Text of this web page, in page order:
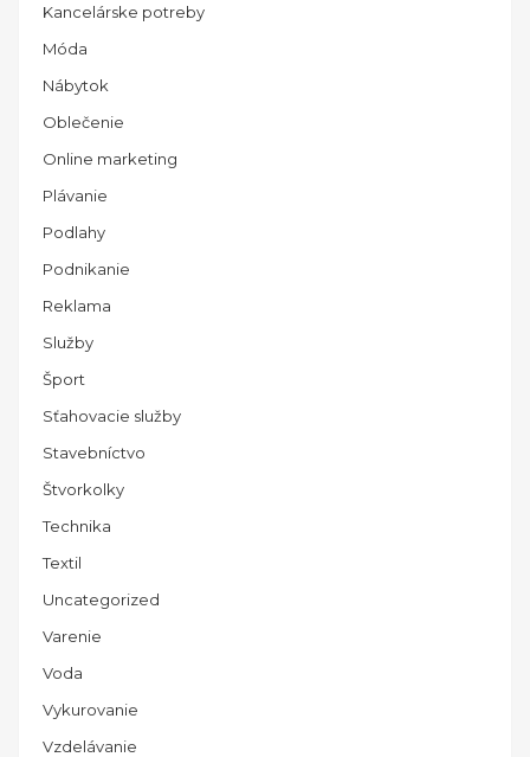
Kancelárske potreby
Móda
Nábytok
Oblečenie
Online marketing
Plávanie
Podlahy
Podnikanie
Reklama
Služby
Šport
Sťahovacie služby
Stavebníctvo
Štvorkolky
Technika
Textil
Uncategorized
Varenie
Voda
Vykurovanie
Vzdelávanie